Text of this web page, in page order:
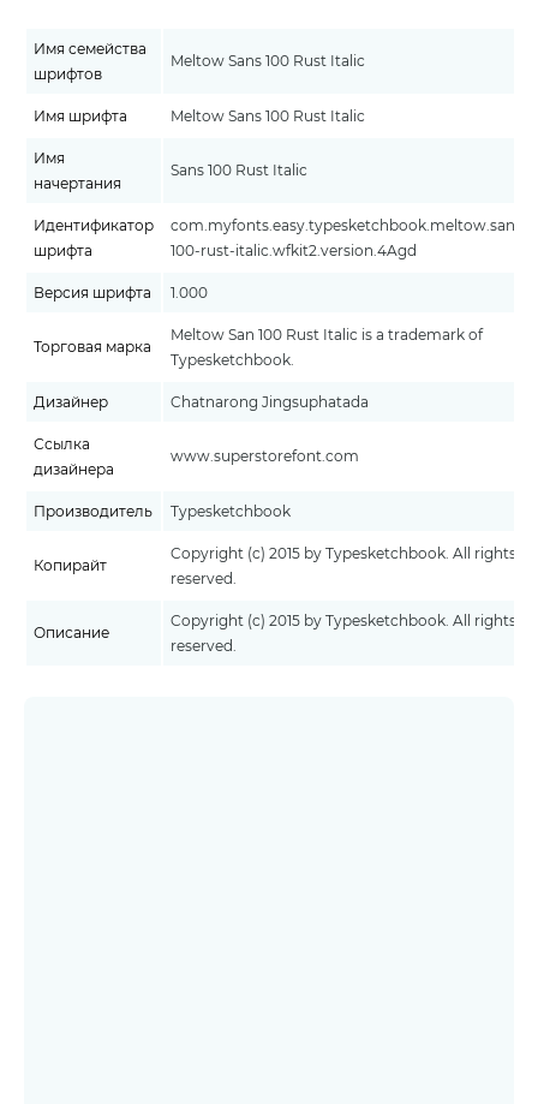
Имя семейства
шрифтов
Meltow Sans 100 Rust Italic
Имя шрифта Meltow Sans 100 Rust Italic
Имя
начертания
Sans 100 Rust Italic
Идентификатор
шрифта
com.myfonts.easy.typesketchbook.meltow.sans-
100-rust-italic.wfkit2.version.4Agd
Версия шрифта 1.000
Торговая марка
Meltow San 100 Rust Italic is a trademark of
Typesketchbook.
Дизайнер Chatnarong Jingsuphatada
Ссылка
дизайнера
www.superstorefont.com
Производитель Typesketchbook
Копирайт
Copyright (c) 2015 by Typesketchbook. All rights
reserved.
Описание
Copyright (c) 2015 by Typesketchbook. All rights
reserved.